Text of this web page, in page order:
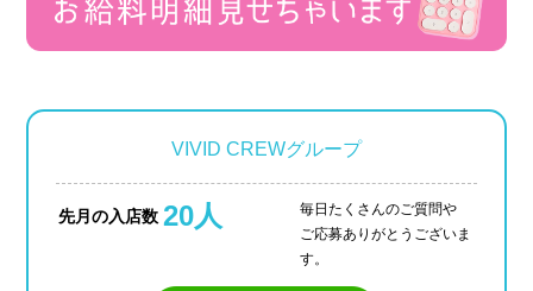
VIVID CREWグループ
先月の入店数 20人
毎日たくさんのご質問や
ご応募ありがとうございま
す。